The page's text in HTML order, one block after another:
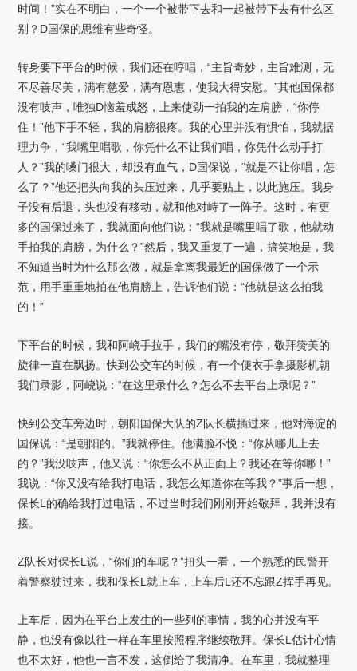
时间！”实在不明白，一个一个被带下去和一起被带下去有什么区
别？D国保的思维有些奇怪。
转身要下平台的时候，我们还在哼唱，“主旨奇妙，主旨难测，无
不尽善尽美，满有慈爱，满有恩惠，使我大得安慰。”其他国保都
没有吱声，唯独D恼羞成怒，上来使劲一拍我的左肩膀，“你停
住！”他下手不轻，我的肩膀很疼。我的心里并没有惧怕，我就据
理力争，“我嘴里唱歌，你凭什么不让我们唱，你凭什么动手打
人？”我的嗓门很大，却没有血气，D国保说，“就是不让你唱，怎
么了？”他还把头向我的头压过来，几乎要贴上，以此施压。我身
子没有后退，头也没有移动，就和他对峙了一阵子。这时，有更
多的国保过来了，我就面向他们说：“我就是嘴里唱了歌，他就动
手拍我的肩膀，为什么？”然后，我又重复了一遍，搞笑地是，我
不知道当时为什么那么做，就是拿离我最近的国保做了一个示
范，用手重重地拍在他肩膀上，告诉他们说：“他就是这么拍我
的！”
下平台的时候，我和阿峣手拉手，我们的嘴没有停，敬拜赞美的
旋律一直在飘扬。快到公交车的时候，有一个便衣手拿摄影机朝
我们录影，阿峣说：“在这里录什么？怎么不去平台上录呢？”
快到公交车旁边时，朝阳国保大队的Z队长横插过来，他对海淀的
国保说：“是朝阳的。”我就停住。他满脸不悦：“你从哪儿上去
的？”我没吱声，他又说：“你怎么不从正面上？我还在等你哪！”
我说：“你又没有给我打电话，我怎么知道你在等我？”事后一想，
保长L的确给我打过电话，不过当时我们刚刚开始敬拜，我并没有
接。
Z队长对保长L说，“你们的车呢？”扭头一看，一个熟悉的民警开
着警察驶过来，我和保长L就上车，上车后L还不忘跟Z挥手再见。
上车后，因为在平台上发生的一些列的事情，我的心并没有平
静，也没有像以往一样在车里按照程序继续敬拜。保长L估计心情
也不太好，他也一言不发，这倒给了我清净。在车里，我就整理